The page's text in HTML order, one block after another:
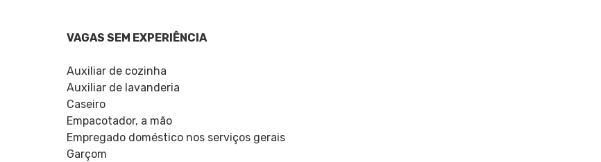
VAGAS SEM EXPERIÊNCIA
Auxiliar de cozinha
Auxiliar de lavanderia
Caseiro
Empacotador, a mão
Empregado doméstico nos serviços gerais
Garçom